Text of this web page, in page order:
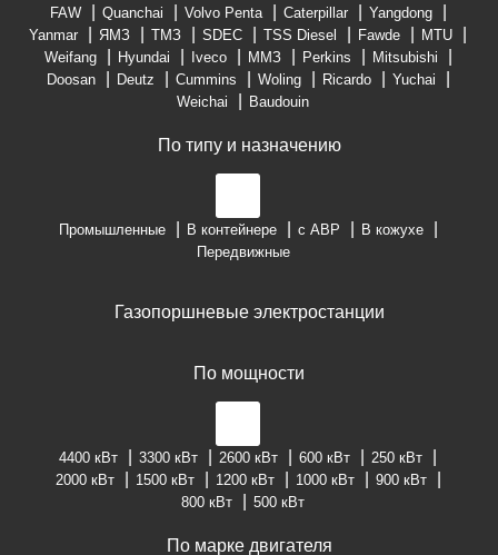
FAW
Quanchai Volvo Penta Caterpillar
Yangdong
Yanmar
ЯМЗ ТМЗ SDEC TSS Diesel Fawde
MTU
Weifang
Hyundai Iveco ММЗ Perkins
Mitsubishi
Doosan
Deutz Cummins Woling Ricardo
Yuchai
Weichai
Baudouin
По типу и назначению
Промышленные В контейнере с АВР
В кожухе
Передвижные
Газопоршневые электростанции
По мощности
4400 кВт 3300 кВт 2600 кВт 600 кВт
250 кВт
2000 кВт
1500 кВт 1200 кВт 1000 кВт
900 кВт
800 кВт
500 кВт
По марке двигателя